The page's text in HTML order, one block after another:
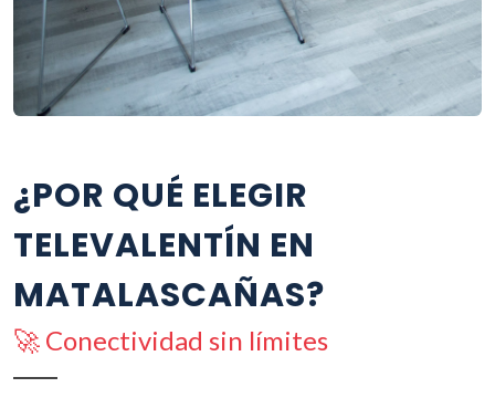
¿POR QUÉ ELEGIR
TELEVALENTÍN EN
MATALASCAÑAS?
🚀 Conectividad sin límites